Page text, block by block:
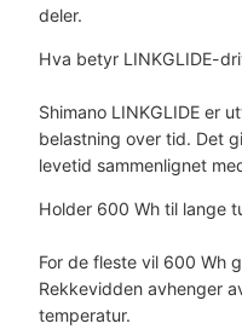
deler.
Hva betyr LINKGLIDE-
Shimano LINKGLIDE er
belastning over tid. Det
levetid sammenlignet
Holder 600 Wh til lange
For de fleste vil 600 Wh
Rekkevidden avhenger
temperatur.